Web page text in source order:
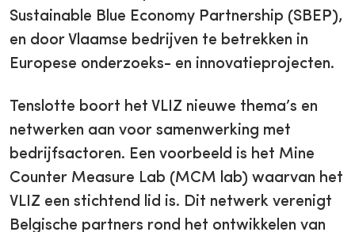
Sustainable Blue Economy Partnership (SBEP),
en door Vlaamse bedrijven te betrekken in
Europese onderzoeks- en innovatieprojecten.
Tenslotte boort het VLIZ nieuwe thema’s en
netwerken aan voor samenwerking met
bedrijfsactoren. Een voorbeeld is het Mine
Counter Measure Lab (MCM lab) waarvan het
VLIZ een stichtend lid is. Dit netwerk verenigt
Belgische partners rond het ontwikkelen van